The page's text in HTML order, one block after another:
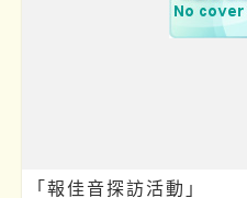
「報佳音探訪活動」